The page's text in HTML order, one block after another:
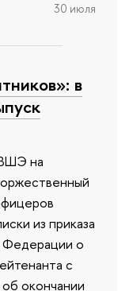
30 июля
в
на
из приказа
Федерации о
с
окончании